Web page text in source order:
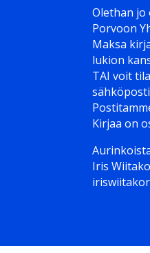
Olethan
Porvoon
Maksa
lukion
TAI voit
Kirjaa on
Iris